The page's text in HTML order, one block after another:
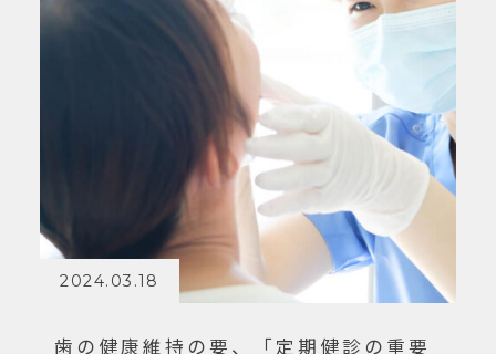
2024.03.18
歯の健康維持の要、「定期健診の重要